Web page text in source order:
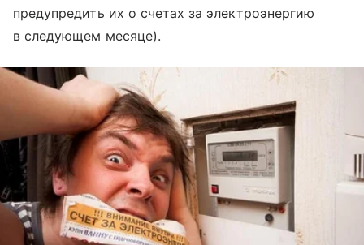
предупредить их о счетах за электроэнергию
в следующем месяце).